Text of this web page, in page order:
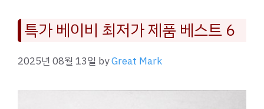
특가 베이비 최저가 제품 베스트 6
2025년 08월 13일 byGreat Mark